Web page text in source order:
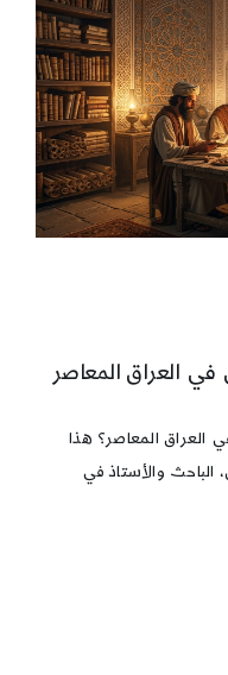
في العراق المعاصر
العراق المعاصر؟ هذا
الباحث والأستاذ في